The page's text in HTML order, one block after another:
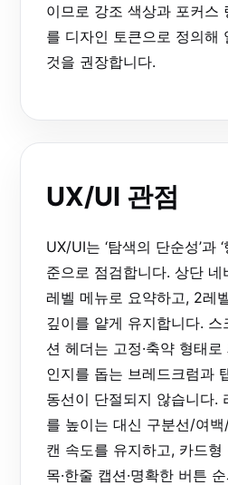
이므로 강조 색상과 포커스
를 디자인 토큰으로 정의해
것을 권장합니다.
UX/UI 관점
UX/UI는 ‘탐색의 단순성’과
준으로 점검합니다. 상단
레벨 메뉴로 요약하고, 2레
깊이를 얕게 유지합니다.
션 헤더는 고정·축약 형태
인지를 돕는 브레드크럼과
동선이 단절되지 않습니다.
를 높이는 대신 구분선/여
캔 속도를 유지하고, 카드형
목·한줄 캡션·명확한 버튼